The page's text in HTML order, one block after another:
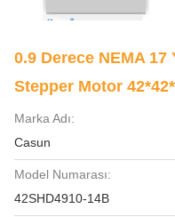
0.9 Derece NEMA
Stepper Motor
Marka Adı:
Casun
Model Numarası:
42SHD4910-14B